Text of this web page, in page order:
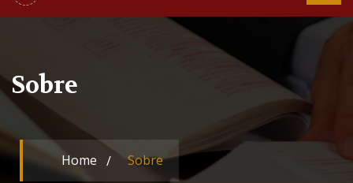
Sobre
Home Sobre